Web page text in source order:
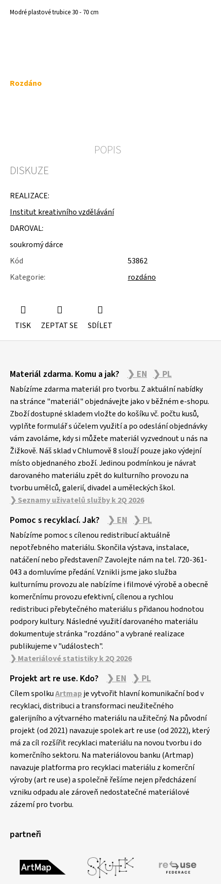
Modré plastové trubice 30 - 70 cm
Měrná
Rozdáno
POPIS
DISKUZE
REALIZACE:
Institut kreativního vzdělávání
DAROVAL:
soukromý dárce
Kód
53862
Kategorie: rozdáno
TISK ZEPTAT SE SDÍLET
a
o
r
u
č
u
j
e
e
ÚSTŘICE
Materiál zdarma. Komu a jak? ❯ EN ❯ PL
Nabízíme zdarma materiál pro tvorbu. Z aktuální nabídky
na stránce "materiál" objednávejte jako v běžném e-shopu.
Zboží dostupné skladem vložte do košíku vč. počtu kusů,
vyplňte formulář s účelem využití a po odeslání objednávky
vám zavoláme, kdy si můžete materiál vyzvednout u nás na
Žižkově. Náš sklad v Chlumově 8 slouží pouze jako výdejní
místo objednaného zboží. Jedinou podmínkou je návrat
darovaného materiálu zpět do kulturního provozu na
tvorbu umělců, galerií, divadel a uměleckých škol.
❯ Seznamy uživatelů služby k 2Q 2026
Pomoc s recyklací. Jak? ❯ EN ❯ PL
Nabízíme pomoc s cílenou redistribucí aktuálně
nepotřebného materiálu. Skončila výstava, instalace,
natáčení nebo představení? Zavolejte nám na tel. 720-361-
043 a domluvíme předání. Vznikli jsme jako služba
kulturnímu provozu ale nabízíme i filmové výrobě a obecně
komerčnímu provozu efektivní, cílenou a rychlou
redistribuci přebytečného materiálu s přidanou hodnotou
podpory kultury. Následné využití darovaného materiálu
dokumentuje stránka "rozdáno" a vybrané realizace
publikujeme v "událostech".
❯ Materiálové statistiky k 2Q 2026
Projekt art re use. Kdo? ❯ EN ❯ PL
Cílem spolkuArtmapje vytvořit hlavní komunikační bod v
recyklaci, distribuci a transformaci neužitečného
galerijního a výtvarného materiálu na užitečný. Na původní
projekt (od 2021) navazuje spolek art re use (od 2022), který
má za cíl rozšířit recyklaci materiálu na novou tvorbu i do
komerčního sektoru. Na materiálovou banku (Artmap)
navazuje platforma pro recyklaci materiálu z komerční
výroby (art re use) a společně řešíme nejen předcházení
vzniku odpadu ale zároveň nedostatečné materiálové
zázemí pro tvorbu.
partneři